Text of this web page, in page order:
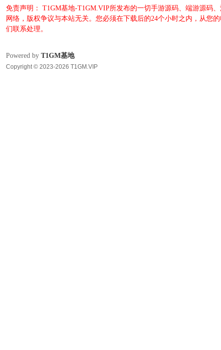
免责声明： T1GM基地-T1GM.VIP所发布的一切手游源码、端游源码
网络，版权争议与本站无关。您必须在下载后的24个小时之内，从您
们联系处理。
Powered by T1GM基地
Copyright © 2023-2026 T1GM.VIP